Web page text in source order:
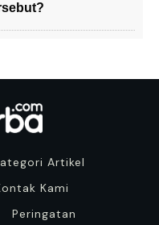
Artikel
Kami
Peringatan